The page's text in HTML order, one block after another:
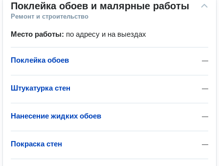
Поклейка обоев и малярные работы
Ремонт и строительство
Место работы: по адресу и на выездах
—
Поклейка обоев
—
Штукатурка стен
—
Нанесение жидких обоев
—
Покраска стен